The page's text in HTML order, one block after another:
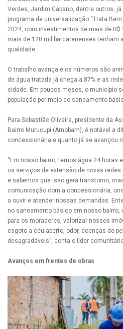
Verdes, Jardim Cabano, dentre outros,
programa de universalização “Trata
2024, com investimentos de mais de R$
mais de 120 mil barcarenenses tenham
qualidade.
O trabalho avança e os números são
de água tratada já chega a 87% e as
cidade. Em poucos meses, o município
população por meio do saneamento
Para Sebastião Oliveira, presidente da
Bairro Murucupi (Amobam), é notável a
concessionária e quanto já se avançou
“Em nosso bairro, temos água 24 horas
os serviços de extensão de novas
e sabemos que isso gera transtorno,
comunicação com a concessionária,
a ouvir e atender nossas demandas.
no saneamento básico em nosso
para os moradores, valorizar nossos
esgoto a céu aberto, odor, doenças de
desagradáveis”, conta o líder
Avanços em frentes de obras